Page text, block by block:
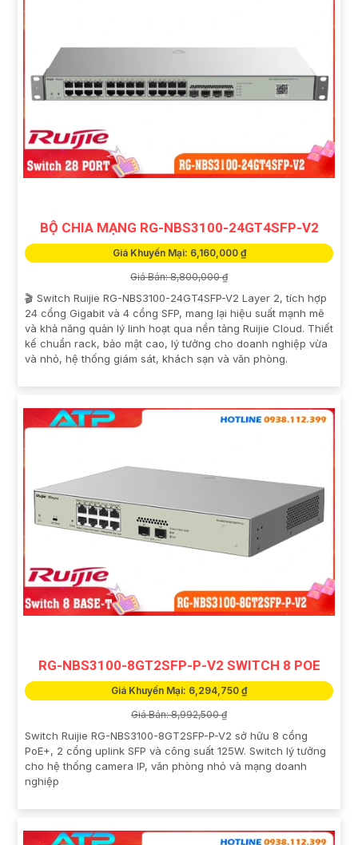
BỘ CHIA MẠNG RG-NBS3100-24GT4SFP-V2
Giá Khuyến Mại: 6,160,000 ₫
Giá Bán: 8,800,000 ₫
🎬 Switch Ruijie RG-NBS3100-24GT4SFP-V2 Layer 2, tích hợp
24 cổng Gigabit và 4 cổng SFP, mang lại hiệu suất mạnh mẽ
và khả năng quản lý linh hoạt qua nền tảng Ruijie Cloud. Thiết
kế chuẩn rack, bảo mật cao, lý tưởng cho doanh nghiệp vừa
và nhỏ, hệ thống giám sát, khách sạn và văn phòng.
RG-NBS3100-8GT2SFP-P-V2 SWITCH 8 POE
Giá Khuyến Mại: 6,294,750 ₫
Giá Bán: 8,992,500 ₫
Switch Ruijie RG-NBS3100-8GT2SFP-P-V2 sở hữu 8 cổng
PoE+, 2 cổng uplink SFP và công suất 125W. Switch lý tưởng
cho hệ thống camera IP, văn phòng nhỏ và mạng doanh
nghiệp